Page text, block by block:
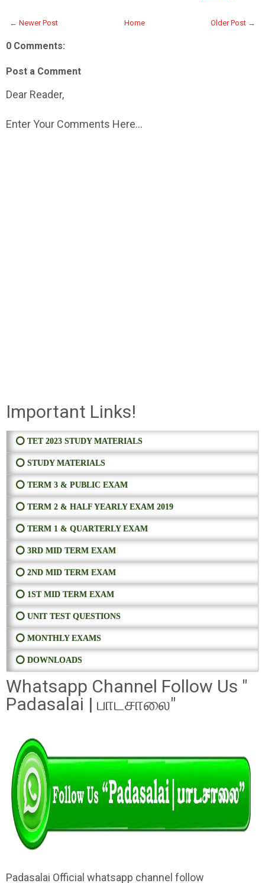
← Newer Post Older Post →
Home
0 Comments:
Post a Comment
Dear Reader,
Enter Your Comments Here...
Important Links!
⭕ TET 2023 STUDY MATERIALS
⭕ STUDY MATERIALS
⭕ TERM 3 & PUBLIC EXAM
⭕ TERM 2 & HALF YEARLY EXAM 2019
⭕ TERM 1 & QUARTERLY EXAM
⭕ 3RD MID TERM EXAM
⭕ 2ND MID TERM EXAM
⭕ 1ST MID TERM EXAM
⭕ UNIT TEST QUESTIONS
⭕ MONTHLY EXAMS
⭕ DOWNLOADS
Whatsapp Channel Follow Us "
Padasalai | பாடசாலை"
Padasalai Official whatsapp channel follow